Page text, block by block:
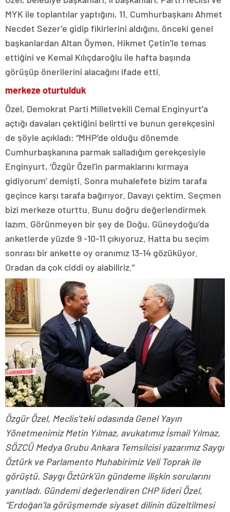
MYK ile toplantılar yaptığını, 11. Cumhurbaşkanı Ahmet
Necdet Sezer’e gidip fikirlerini aldığını, önceki genel
başkanlardan Altan Öymen, Hikmet Çetin’le temas
ettiğini ve Kemal Kılıçdaroğlu ile hafta başında
görüşüp önerilerini alacağını ifade etti.
merkeze oturtulduk
Özel, Demokrat Parti Milletvekili Cemal Enginyurt’a
açtığı davaları çektiğini belirtti ve bunun gerekçesini
de şöyle açıkladı: “MHP’de olduğu dönemde
Cumhurbaşkanına parmak salladığım gerekçesiyle
Enginyurt, ‘Özgür Özel’in parmaklarını kırmaya
gidiyorum’ demişti. Sonra muhalefete bizim tarafa
geçince karşı tarafa bağırıyor. Davayı çektim. Seçmen
bizi merkeze oturttu. Bunu doğru değerlendirmek
lazım. Görünmeyen bir şey de Doğu, Güneydoğu’da
anketlerde yüzde 9 -10-11 çıkıyoruz. Hatta bu seçim
sonrası bir ankette oy oranımız 13-14 gözüküyor.
Oradan da çok ciddi oy alabiliriz.”
Özgür Özel, Meclis’teki odasında Genel Yayın
Yönetmenimiz Metin Yılmaz, avukatımız İsmail Yılmaz,
SÖZCÜ Medya Grubu Ankara Temsilcisi yazarımız Saygı
Öztürk ve Parlamento Muhabirimiz Veli Toprak ile
görüştü. Saygı Öztürk’ün gündeme ilişkin sorularını
yanıtladı. Gündemi değerlendiren CHP lideri Özel,
“Erdoğan’la görüşmemde siyaset dilinin düzeltilmesi